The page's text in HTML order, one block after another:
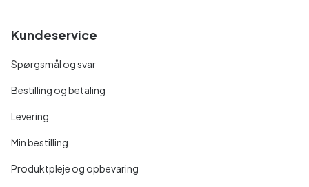
Kundeservice
Spørgsmål og svar
Bestilling og betaling
Levering
Min bestilling
Produktpleje og opbevaring